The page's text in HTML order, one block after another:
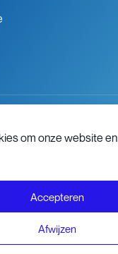
om onze website
Accepteren
Afwijzen
7
Disclaimer
Voorwaarden